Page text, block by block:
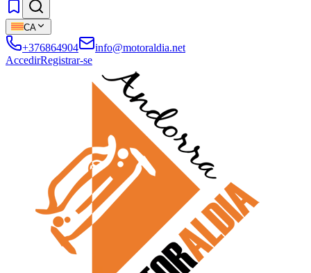
CA
+376864904
info@motoraldia.net
AccedirRegistrar-se